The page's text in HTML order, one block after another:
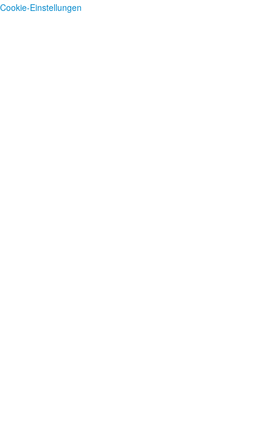
Cookie-Einstellungen